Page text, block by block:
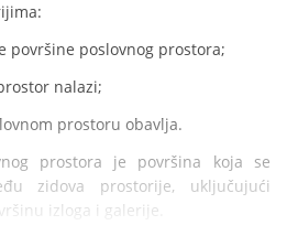
površine poslovnog prostora;
nalazi;
prostoru obavlja.
prostora je površina koja se
zidova prostorije, uključujući
izloga i galerije.